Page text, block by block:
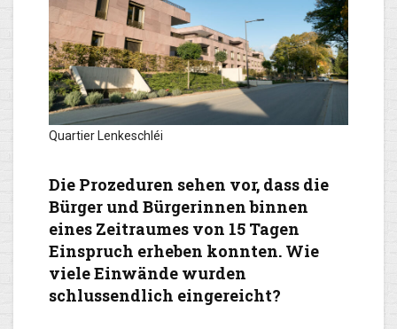
Quartier Lenkeschléi
Die Prozeduren sehen vor, dass die
Bürger und Bürgerinnen binnen
eines Zeitraumes von 15 Tagen
Einspruch erheben konnten. Wie
viele Einwände wurden
schlussendlich eingereicht?